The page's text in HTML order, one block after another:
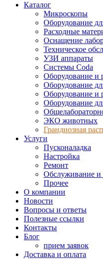
Каталог
Микроскопы
Оборудование
Расходные
Оснащение
Техническое
УЗИ аппараты
Системы Coda
Оборудование и
Оборудование
Оборудование и
Оборудование
ЭКО животных
Грандиозная
Услуги
Пусконаладка
Настройка
Ремонт
Обслуживание и
Прочее
О компании
Новости
Вопросы и ответы
Полезные ссылки
Контакты
Блог
прием заявок
Доставка и оплата